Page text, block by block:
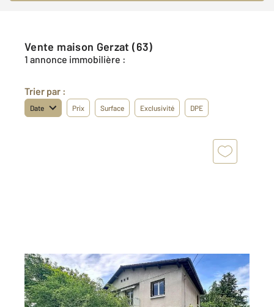
Vente maison Gerzat (63)
1 annonce immobilière :
Trier par :
Date Prix Surface Exclusivité DPE
GERZAT 63
109,50 m2, 4 pièces
Ref : 15570